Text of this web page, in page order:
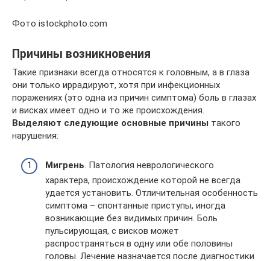
Фото istockphoto.com
Причины возникновения
Такие признаки всегда относятся к головным, а в глаза
они только иррадируют, хотя при инфекционных
поражениях (это одна из причин симптома) боль в глазах
и висках имеет одно и то же происхождения.
Выделяют следующие основные причины такого
нарушения:
Мигрень . Патология неврологического
характера, происхождение которой не всегда
удается установить. Отличительная особенность
симптома – спонтанные приступы, иногда
возникающие без видимых причин. Боль
пульсирующая, с висков может
распространяться в одну или обе половины
головы. Лечение назначается после диагностики